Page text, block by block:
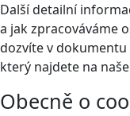
Další detailní
a jak zpracováváme
dozvíte v dokumentu
který najdete na
Obecně o